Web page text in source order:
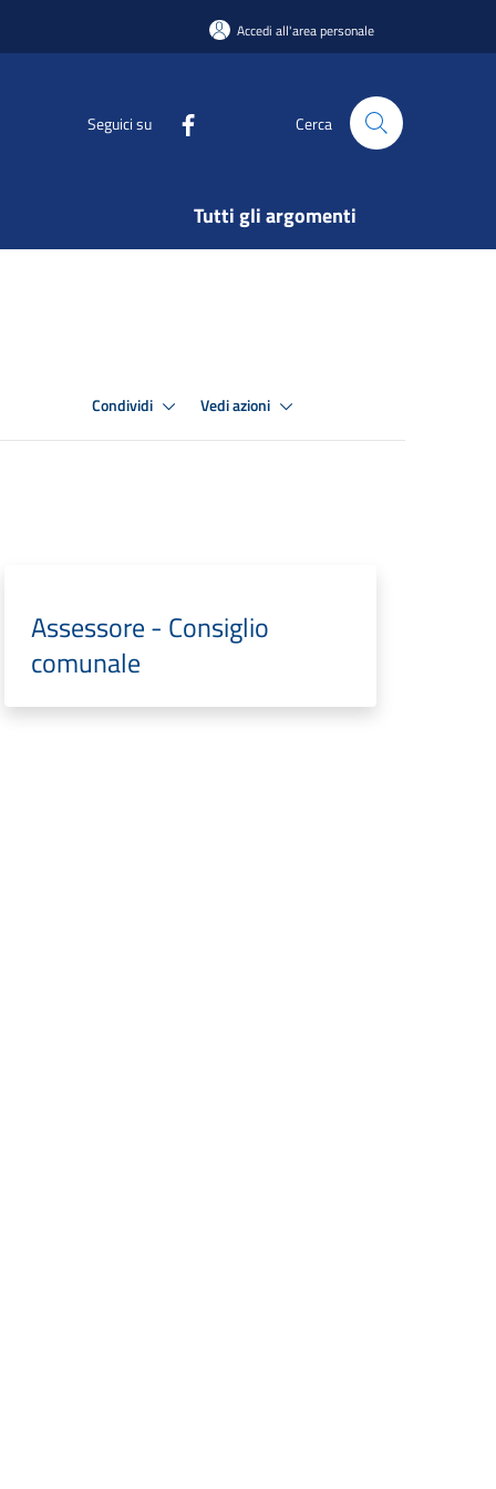
Accedi all'area personale
Seguici su Cerca
Tutti gli argomenti
Condividi Vedi azioni
Assessore - Consiglio
comunale